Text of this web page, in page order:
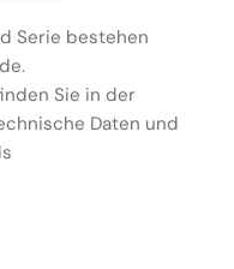
Serie bestehen
Sie in der
Daten und